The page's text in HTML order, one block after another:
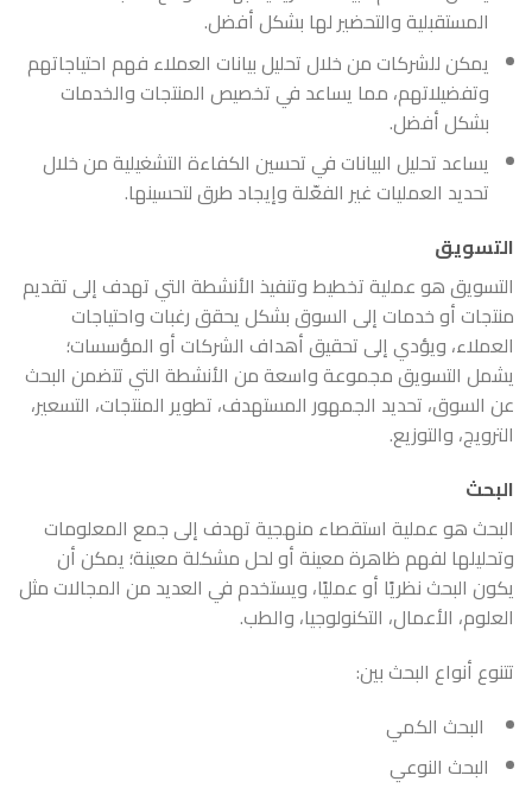
المستقبلية والتحضير لها بشكل أفضل.
يمكن للشركات من خلال تحليل بيانات العملاء فهم احتياجاتهم
وتفضيلاتهم، مما يساعد في تخصيص المنتجات والخدمات
بشكل أفضل.
يساعد تحليل البيانات في تحسين الكفاءة التشغيلية من خلال
تحديد العمليات غير الفعّلة وإيجاد طرق لتحسينها.
التسويق
التسويق هو عملية تخطيط وتنفيذ الأنشطة التي تهدف إلى تقديم
منتجات أو خدمات إلى السوق بشكل يحقق رغبات واحتياجات
العملاء، ويؤدي إلى تحقيق أهداف الشركات أو المؤسسات؛
يشمل التسويق مجموعة واسعة من الأنشطة التي تتضمن البحث
عن السوق، تحديد الجمهور المستهدف، تطوير المنتجات، التسعير،
الترويج، والتوزيع.
البحث
البحث هو عملية استقصاء منهجية تهدف إلى جمع المعلومات
وتحليلها لفهم ظاهرة معينة أو لحل مشكلة معينة؛ يمكن أن
يكون البحث نظريًا أو عمليًا، ويستخدم في العديد من المجالات مثل
العلوم، الأعمال، التكنولوجيا، والطب.
تتنوع أنواع البحث بين:
البحث الكمي
البحث النوعي